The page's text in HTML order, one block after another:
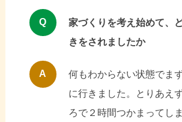
Q
家づくりを考え始めて、
きをされましたか
A
何もわからない状態でま
に行きました。とりあえ
ろで２時間つかまってし